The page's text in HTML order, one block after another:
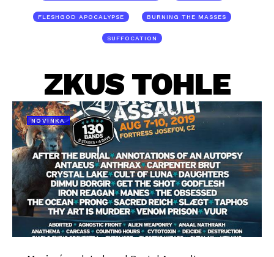
FLESHGOD APOCALYPSE BURNING THE MASSES
SUFFOCATION
ZKUS TOHLE
NOVINKA